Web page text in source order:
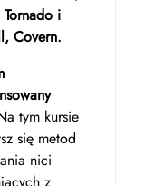
i
Covern.
tym kursie
się metod
nici